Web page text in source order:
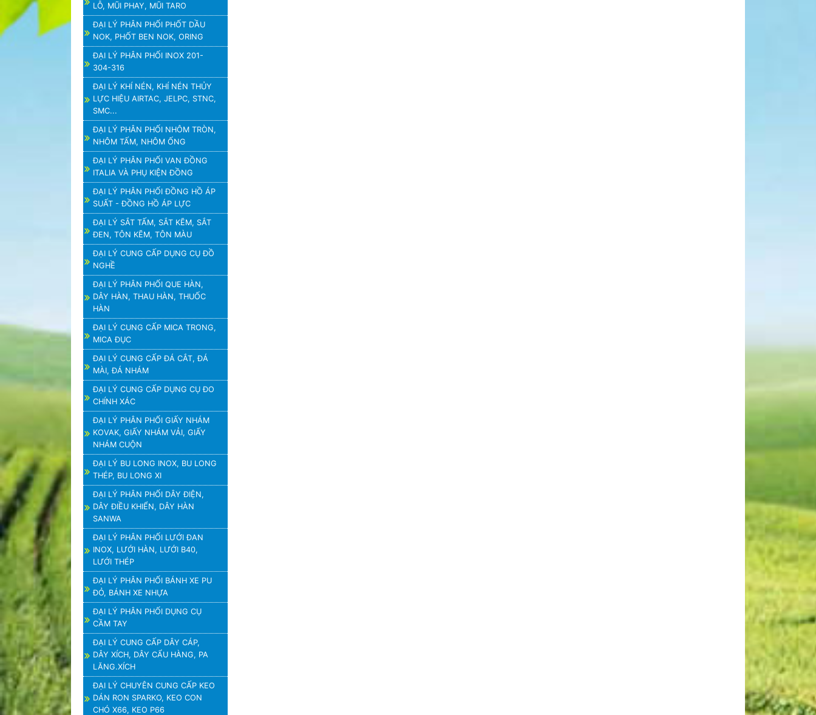
LỖ, MŨI PHAY, MŨI TARO
ĐẠI LÝ PHÂN PHỐI PHỐT DẦU
NOK, PHỐT BEN NOK, ORING
ĐẠI LÝ PHÂN PHỐI INOX 201-
304-316
ĐẠI LÝ KHÍ NÉN, KHÍ NÉN THỦY
LỰC HIỆU AIRTAC, JELPC, STNC,
SMC...
ĐẠI LÝ PHÂN PHỐI NHÔM TRÒN,
NHÔM TẤM, NHÔM ỐNG
ĐẠI LÝ PHÂN PHỐI VAN ĐỒNG
ITALIA VÀ PHỤ KIỆN ĐỒNG
ĐẠI LÝ PHÂN PHỐI ĐỒNG HỒ ÁP
SUẤT - ĐỒNG HỒ ÁP LỰC
ĐẠI LÝ SẮT TẤM, SẮT KẼM, SẮT
ĐEN, TÔN KẼM, TÔN MÀU
ĐẠI LÝ CUNG CẤP DỤNG CỤ ĐỒ
NGHỀ
ĐẠI LÝ PHÂN PHỐI QUE HÀN,
DÂY HÀN, THAU HÀN, THUỐC
HÀN
ĐẠI LÝ CUNG CẤP MICA TRONG,
MICA ĐỤC
ĐẠI LÝ CUNG CẤP ĐÁ CẮT, ĐÁ
MÀI, ĐÁ NHÁM
ĐẠI LÝ CUNG CẤP DỤNG CỤ ĐO
CHÍNH XÁC
ĐẠI LÝ PHÂN PHỐI GIẤY NHÁM
KOVAK, GIẤY NHÁM VẢI, GIẤY
NHÁM CUỘN
ĐẠI LÝ BU LONG INOX, BU LONG
THÉP, BU LONG XI
ĐẠI LÝ PHÂN PHỐI DÂY ĐIỆN,
DÂY ĐIỀU KHIỂN, DÂY HÀN
SANWA
ĐẠI LÝ PHÂN PHỐI LƯỚI ĐAN
INOX, LƯỚI HÀN, LƯỚI B40,
LƯỚI THÉP
ĐẠI LÝ PHÂN PHỐI BÁNH XE PU
ĐỎ, BÁNH XE NHỰA
ĐẠI LÝ PHÂN PHỐI DỤNG CỤ
CẦM TAY
ĐẠI LÝ CUNG CẤP DÂY CÁP,
DÂY XÍCH, DÂY CẨU HÀNG, PA
LĂNG.XÍCH
ĐẠI LÝ CHUYÊN CUNG CẤP KEO
DÁN RON SPARKO, KEO CON
CHÓ X66, KEO P66